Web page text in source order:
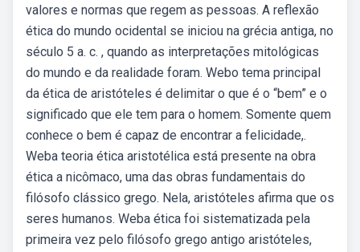
valores e normas que regem as pessoas. A reflexão
ética do mundo ocidental se iniciou na grécia antiga, no
século 5 a. c. , quando as interpretações mitológicas
do mundo e da realidade foram. Webo tema principal
da ética de aristóteles é delimitar o que é o “bem” e o
significado que ele tem para o homem. Somente quem
conhece o bem é capaz de encontrar a felicidade,.
Weba teoria ética aristotélica está presente na obra
ética a nicômaco, uma das obras fundamentais do
filósofo clássico grego. Nela, aristóteles afirma que os
seres humanos. Weba ética foi sistematizada pela
primeira vez pelo filósofo grego antigo aristóteles,